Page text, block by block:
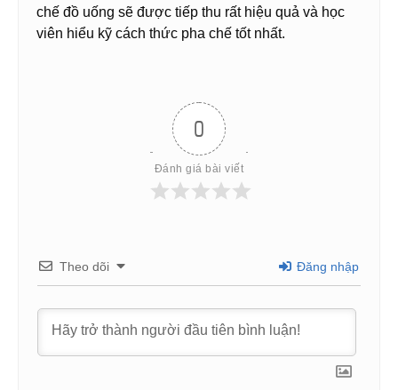
chế đồ uống sẽ được tiếp thu rất hiệu quả và học
viên hiểu kỹ cách thức pha chế tốt nhất.
0
Đánh giá bài viết
Theo dõi Đăng nhập